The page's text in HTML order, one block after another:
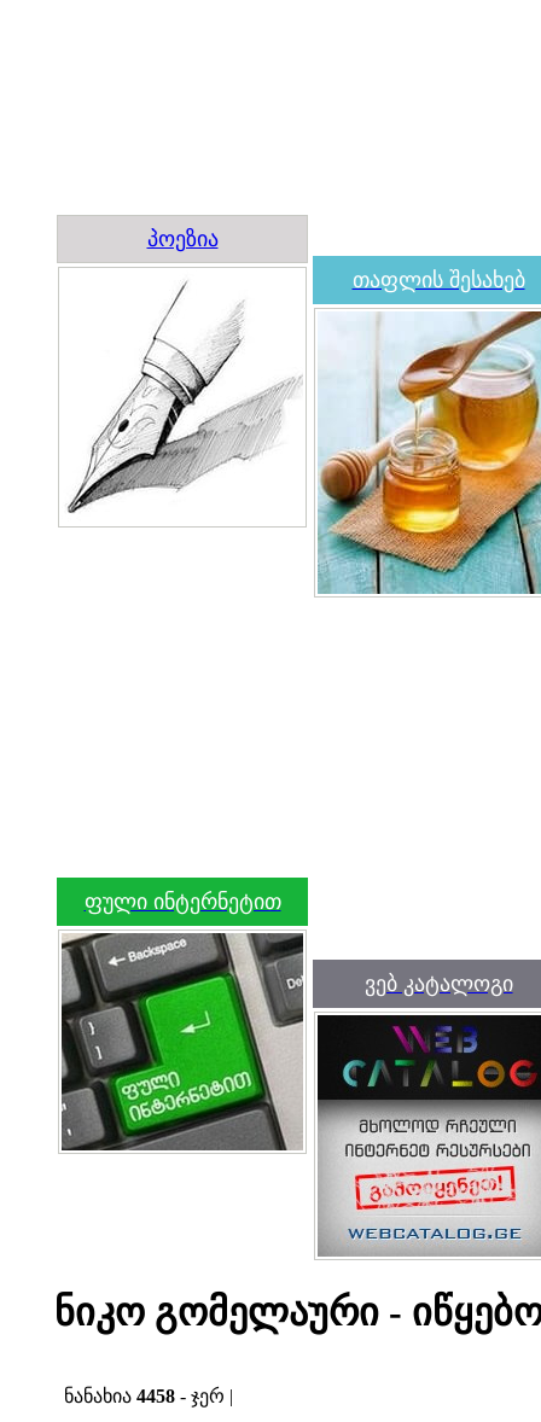
პოეზია
თაფლის შესახებ
ფული ინტერნეტით
ვებ კატალოგი
ნიკო გომელაური -
ნანახია 4458 - ჯერ |